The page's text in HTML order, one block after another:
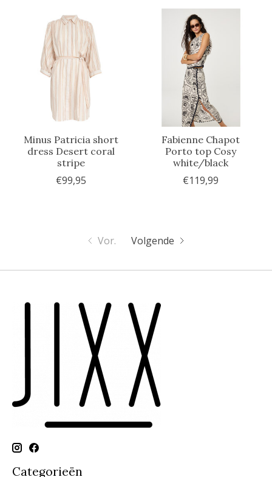
Minus Patricia short
dress Desert coral
stripe
€99,95
Fabienne Chapot
Porto top Cosy
white/black
€119,99
Vor. Volgende
Categorieën